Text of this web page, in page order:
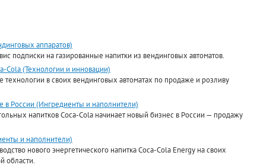
аппаратов)
подписки на газированные напитки из вендинговых автоматов.
Cola (Технологии и инновации)
технологии в своих вендинговых автоматах по продаже и розливу
в России (Ингредиенты и наполнители)
напитков Coca-Cola начинает новый бизнес в России — продажу
и наполнители)
нового энергетического напитка Coca-Cola Energy на своих
области.